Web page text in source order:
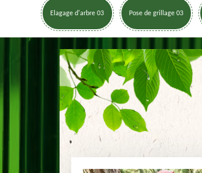
Elagage d'arbre 03 Pose de grillage 03